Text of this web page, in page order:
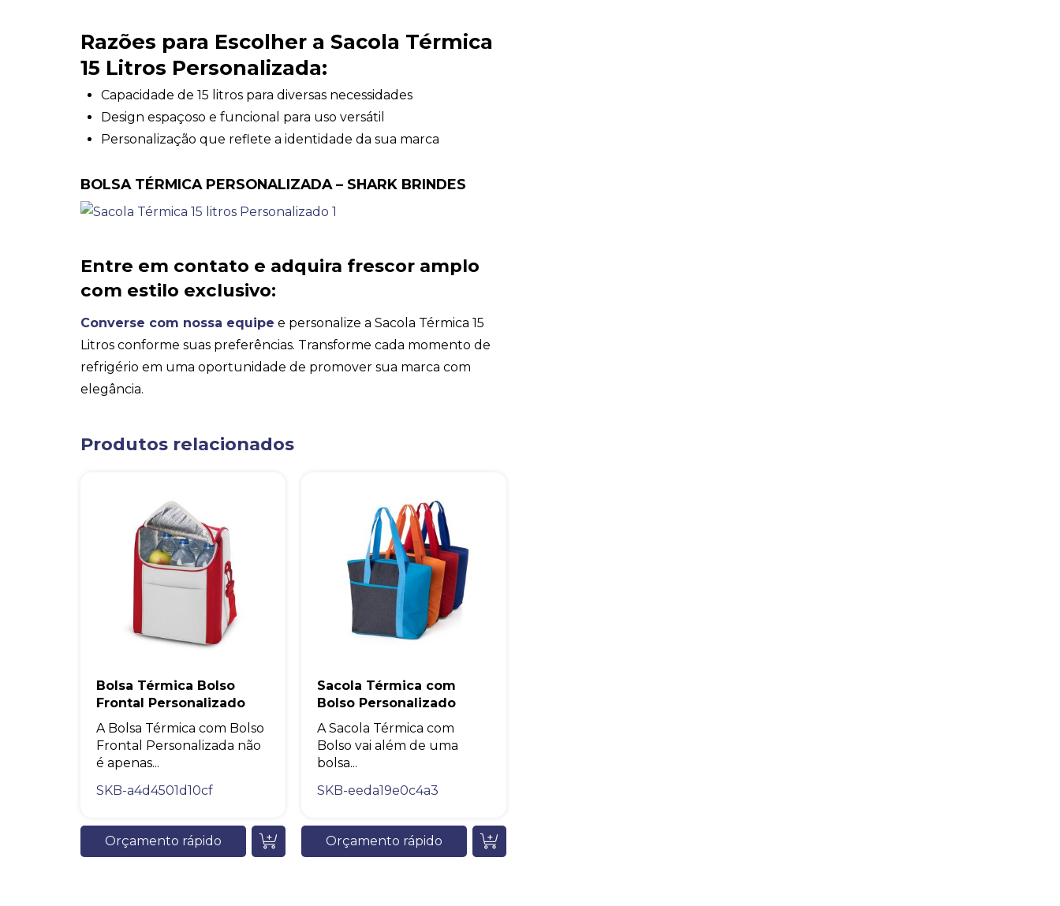
Razões para Escolher a Sacola Térmica
15 Litros Personalizada:
Capacidade de 15 litros para diversas necessidades
Design espaçoso e funcional para uso versátil
Personalização que reflete a identidade da sua marca
BOLSA TÉRMICA PERSONALIZADA – SHARK BRINDES
Entre em contato e adquira frescor amplo
com estilo exclusivo:
Converse com nossa equipe e personalize a Sacola Térmica 15
Litros conforme suas preferências. Transforme cada momento de
refrigério em uma oportunidade de promover sua marca com
elegância.
Produtos relacionados
Bolsa Térmica Bolso
Frontal Personalizado
A Bolsa Térmica com Bolso
Frontal Personalizada não
é apenas...
SKB-a4d4501d10cf
Orçamento rápido
Sacola Térmica com
Bolso Personalizado
A Sacola Térmica com
Bolso vai além de uma
bolsa...
SKB-eeda19e0c4a3
Orçamento rápido
Eu concordo em receber comunicações.
A nossa empresa está comprometida a proteger e respeitar sua
privacidade, utilizaremos seus dados apenas para fins de
marketing. Você pode alterar suas preferências a qualquer
momento.